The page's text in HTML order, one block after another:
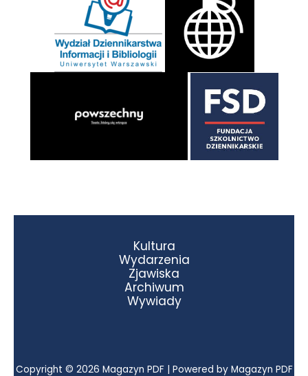
Kultura
Wydarzenia
Zjawiska
Archiwum
Wywiady
Copyright © 2026 Magazyn PDF | Powered by Magazyn PDF